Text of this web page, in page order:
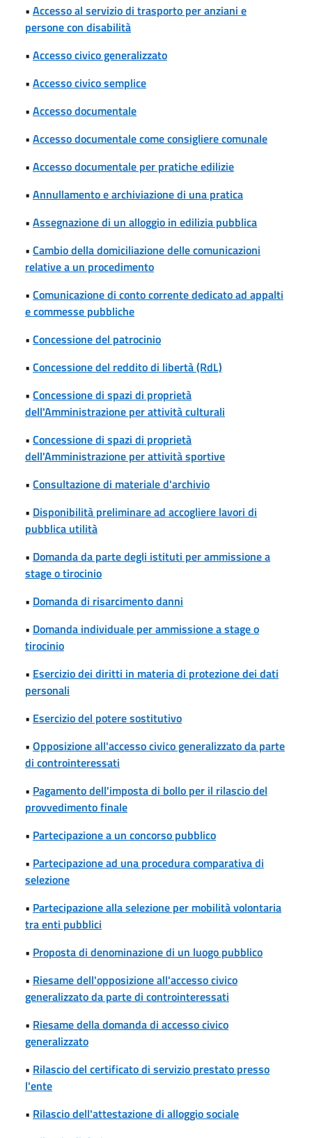
• Accesso al servizio di trasporto per anziani e
persone con disabilità
• Accesso civico generalizzato
• Accesso civico semplice
• Accesso documentale
• Accesso documentale come consigliere comunale
• Accesso documentale per pratiche edilizie
• Annullamento e archiviazione di una pratica
• Assegnazione di un alloggio in edilizia pubblica
• Cambio della domiciliazione delle comunicazioni
relative a un procedimento
• Comunicazione di conto corrente dedicato ad appalti
e commesse pubbliche
• Concessione del patrocinio
• Concessione del reddito di libertà (RdL)
• Concessione di spazi di proprietà
dell'Amministrazione per attività culturali
• Concessione di spazi di proprietà
dell'Amministrazione per attività sportive
• Consultazione di materiale d'archivio
• Disponibilità preliminare ad accogliere lavori di
pubblica utilità
• Domanda da parte degli istituti per ammissione a
stage o tirocinio
• Domanda di risarcimento danni
• Domanda individuale per ammissione a stage o
tirocinio
• Esercizio dei diritti in materia di protezione dei dati
personali
• Esercizio del potere sostitutivo
• Opposizione all'accesso civico generalizzato da parte
di controinteressati
• Pagamento dell'imposta di bollo per il rilascio del
provvedimento finale
• Partecipazione a un concorso pubblico
• Partecipazione ad una procedura comparativa di
selezione
• Partecipazione alla selezione per mobilità volontaria
tra enti pubblici
• Proposta di denominazione di un luogo pubblico
• Riesame dell'opposizione all'accesso civico
generalizzato da parte di controinteressati
• Riesame della domanda di accesso civico
generalizzato
• Rilascio del certificato di servizio prestato presso
l'ente
• Rilascio dell'attestazione di alloggio sociale